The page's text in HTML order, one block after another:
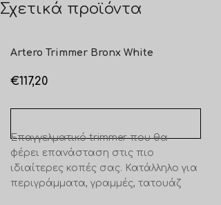
Σχετικά προϊόντα
Artero Trimmer Bronx White
€117,20
Επαγγελματικό trimmer που θα
φέρει επανάσταση στις πιο
ιδιαίτερες κοπές σας. Κατάλληλο για
περιγράμματα, γραμμές, τατουάζ